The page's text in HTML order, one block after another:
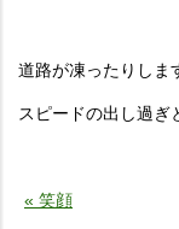
道路が凍ったりしま
スピードの出し過ぎ
« 笑顔